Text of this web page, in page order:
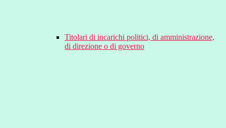
Titolari di incarichi politici, di amministrazione,
di direzione o di governo